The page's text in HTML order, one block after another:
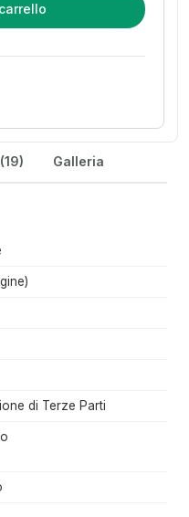
Galleria
di Terze Parti